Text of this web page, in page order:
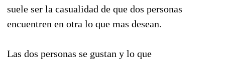
suele ser la casualidad de que dos personas
encuentren en otra lo que mas desean.
Las dos personas se gustan y lo que